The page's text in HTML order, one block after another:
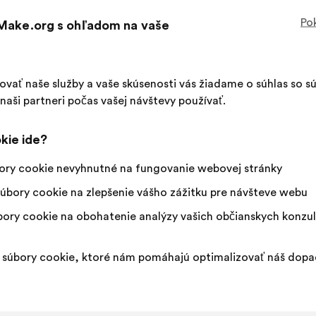
návrh
bol
kvalifikovaný:
Obľúbená položka
: 17
krát
Zanedbateľné
: 14
krát
Žiadne
:krát
Uverejnené na
Comment la société peut-elle
Návrh:
Il faut encourager les médecins à
s ohľadom na vaše
naše služby a vaše skúsenosti vás žiadame o súhlas so
partneri počas vašej návštevy používať.
ide?
cookie nevyhnutné na fungovanie webovej stránky
cookie na zlepšenie vášho zážitku pre návšteve webu
cookie na obohatenie analýzy vašich občianskych
súbory cookie, ktoré nám pomáhajú optimalizovať náš